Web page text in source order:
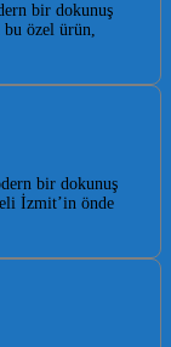
bir dokunuş
özel ürün,
bir dokunuş
İzmit’in önde